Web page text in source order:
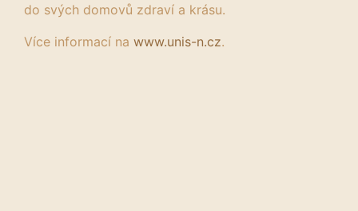
do svých domovů zdraví a krásu.
Více informací na www.unis-n.cz.